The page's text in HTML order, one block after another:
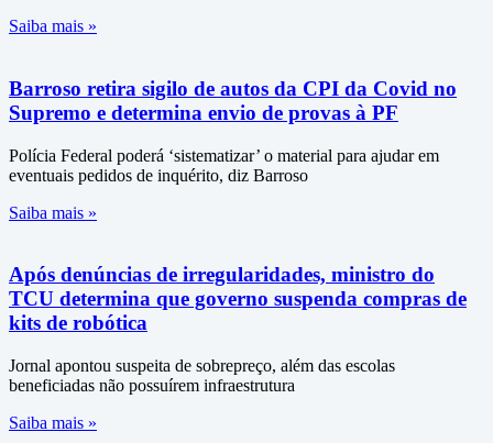
Saiba mais »
Barroso retira sigilo de autos da CPI da Covid no
Supremo e determina envio de provas à PF
Polícia Federal poderá ‘sistematizar’ o material para ajudar em
eventuais pedidos de inquérito, diz Barroso
Saiba mais »
Após denúncias de irregularidades, ministro do
TCU determina que governo suspenda compras de
kits de robótica
Jornal apontou suspeita de sobrepreço, além das escolas
beneficiadas não possuírem infraestrutura
Saiba mais »